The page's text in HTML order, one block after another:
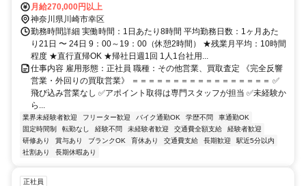
月給270,000円以上
神奈川県川崎市幸区
勤務時間詳細 実働時間：1日あたり8時間 平均勤務日数：1ヶ月あた
り21日 〜 24日 9：00～19：00（休憩2時間） ★残業月平均：10時間
程度 ★直行直帰OK ★帰社日週1回 1人1台社用...
仕事内容 雇用形態：正社員 職種：その他営業、買取査定 《完全反響
営業・外回りの買取営業》 ＝＝＝＝＝＝＝＝＝＝＝＝＝＝＝＝＝ ✅
飛び込み営業なし ✅アポイント取得は専門スタッフが担当 ✅未経験か
ら...
業界未経験者歓迎 フリーター歓迎 バイク通勤OK 学歴不問
車通勤OK
固定時間制
転勤なし 経験不問 未経験者歓迎 交通費全額支給
経験者歓迎
研修あり
賞与あり ブランクOK 育休あり 交通費支給 長期歓迎
駅近5分以内
社割あり
長期休暇あり
正社員